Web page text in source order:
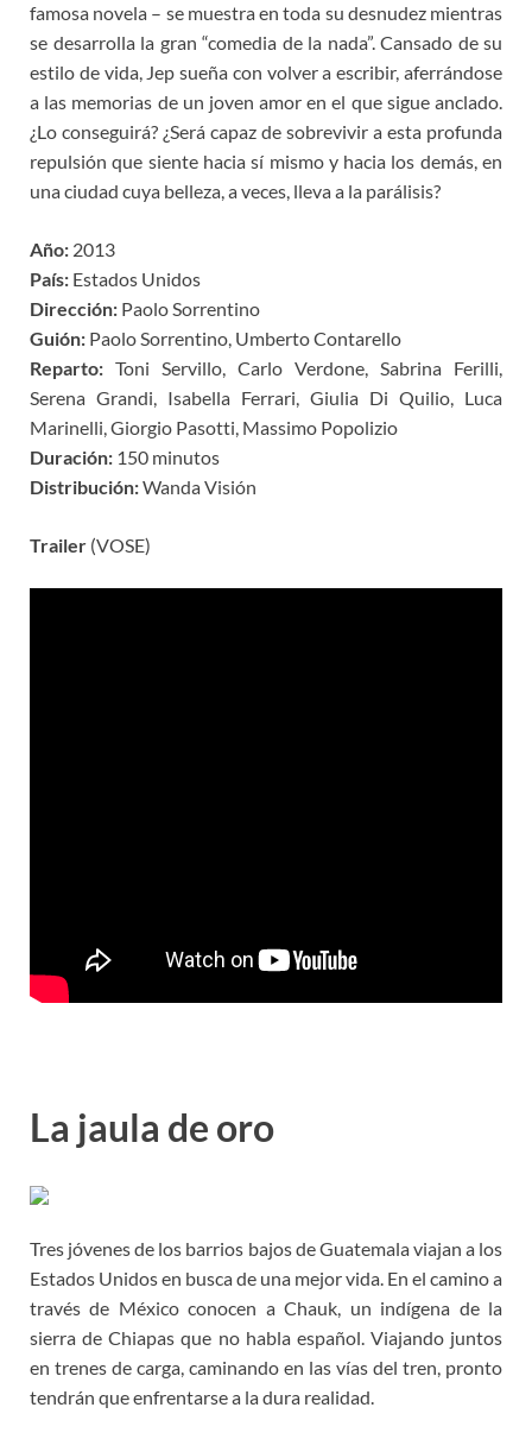
famosa novela – se muestra en toda su desnudez mientras
se desarrolla la gran “comedia de la nada”. Cansado de su
estilo de vida, Jep sueña con volver a escribir, aferrándose
a las memorias de un joven amor en el que sigue anclado.
¿Lo conseguirá? ¿Será capaz de sobrevivir a esta profunda
repulsión que siente hacia sí mismo y hacia los demás, en
una ciudad cuya belleza, a veces, lleva a la parálisis?
Año: 2013
País: Estados Unidos
Dirección: Paolo Sorrentino
Guión: Paolo Sorrentino, Umberto Contarello
Reparto: Toni Servillo, Carlo Verdone, Sabrina Ferilli,
Serena Grandi, Isabella Ferrari, Giulia Di Quilio, Luca
Marinelli, Giorgio Pasotti, Massimo Popolizio
Duración: 150 minutos
Distribución:Wanda Visión
Trailer (VOSE)
La jaula de oro
Tres jóvenes de los barrios bajos de Guatemala viajan a los
Estados Unidos en busca de una mejor vida. En el camino a
través de México conocen a Chauk, un indígena de la
sierra de Chiapas que no habla español. Viajando juntos
en trenes de carga, caminando en las vías del tren, pronto
tendrán que enfrentarse a la dura realidad.